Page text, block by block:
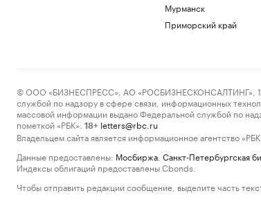
Мурманск
Приморский край
© ООО «БИЗНЕСПРЕСС», АО «РОСБИЗНЕСКОНСАЛТИНГ»,
службой по надзору в сфере связи, информационных
массовой информации выдано Федеральной службой по
пометкой «РБК».
18+ letters@rbc.ru
Владельцем сайта является информационное агентство
Данные предоставлены: Мосбиржа Санкт-Петербургская
Индексы облигаций предоставлены Cbonds.
Чтобы отправить редакции сообщение, выделите часть